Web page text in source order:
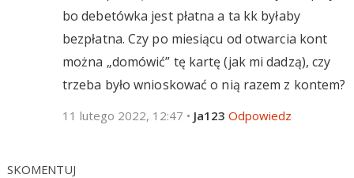
bo debetówka jest płatna a ta kk byłaby
bezpłatna. Czy po miesiącu od otwarcia kont
można „domówić” tę kartę (jak mi dadzą), czy
trzeba było wnioskować o nią razem z kontem?
11 lutego 2022, 12:47 • Ja123 Odpowiedz
SKOMENTUJ